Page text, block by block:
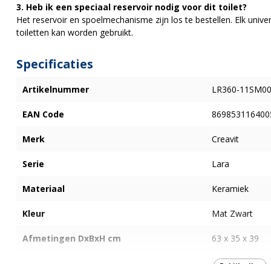
3. Heb ik een speciaal reservoir nodig voor dit toilet?
Het reservoir en spoelmechanisme zijn los te bestellen. Elk
toiletten kan worden gebruikt.
Specificaties
Artikelnummer LR360-
EAN Code
Merk Creavit
Serie Lara
Materiaal Keramiek
Kleur Mat Zwart
Afmetingen DxBxH cm 63 x 35 x 39